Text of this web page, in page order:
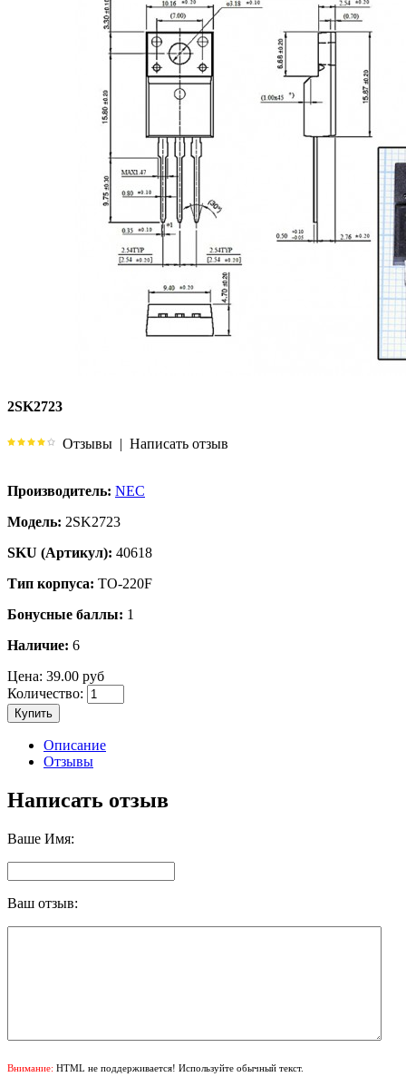
2SK2723
Отзывы | Написать отзыв
Производитель: NEC
Модель: 2SK2723
SKU (Артикул): 40618
Тип корпуса: TO-220F
Бонусные баллы: 1
Наличие: 6
Цена: 39.00 руб
Количество:
Купить
Описание
Отзывы
Написать отзыв
Ваше Имя:
Ваш отзыв:
Внимание: HTML не поддерживается! Используйте обычный текст.